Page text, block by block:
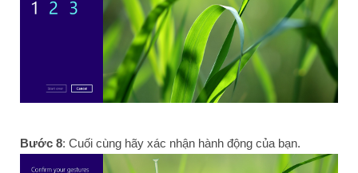
Bước 8: Cuối cùng hãy xác nhận hành động của bạn.